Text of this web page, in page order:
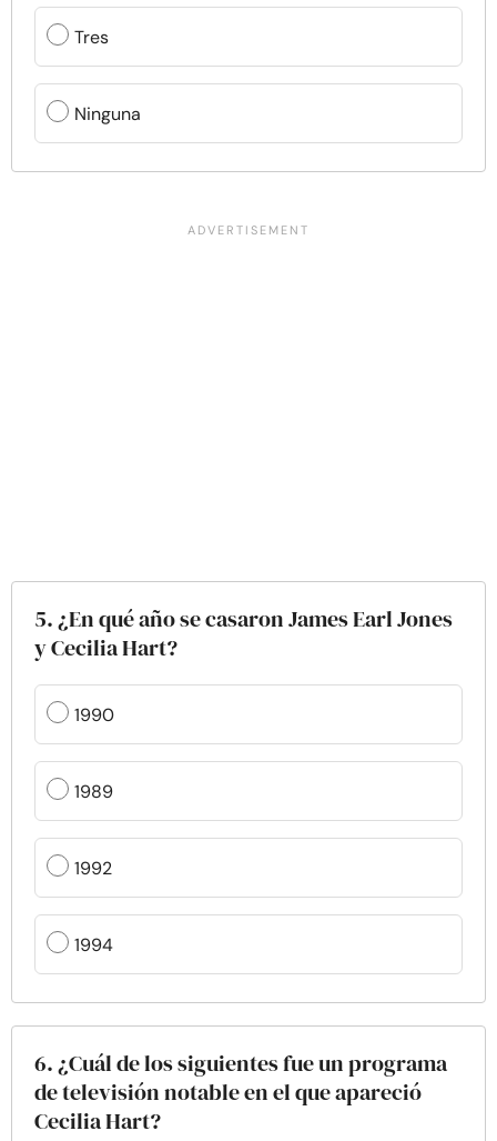
Tres
Ninguna
5. ¿En qué año se casaron James Earl Jones
y Cecilia Hart?
1990
1989
1992
1994
6. ¿Cuál de los siguientes fue un programa
de televisión notable en el que apareció
Cecilia Hart?